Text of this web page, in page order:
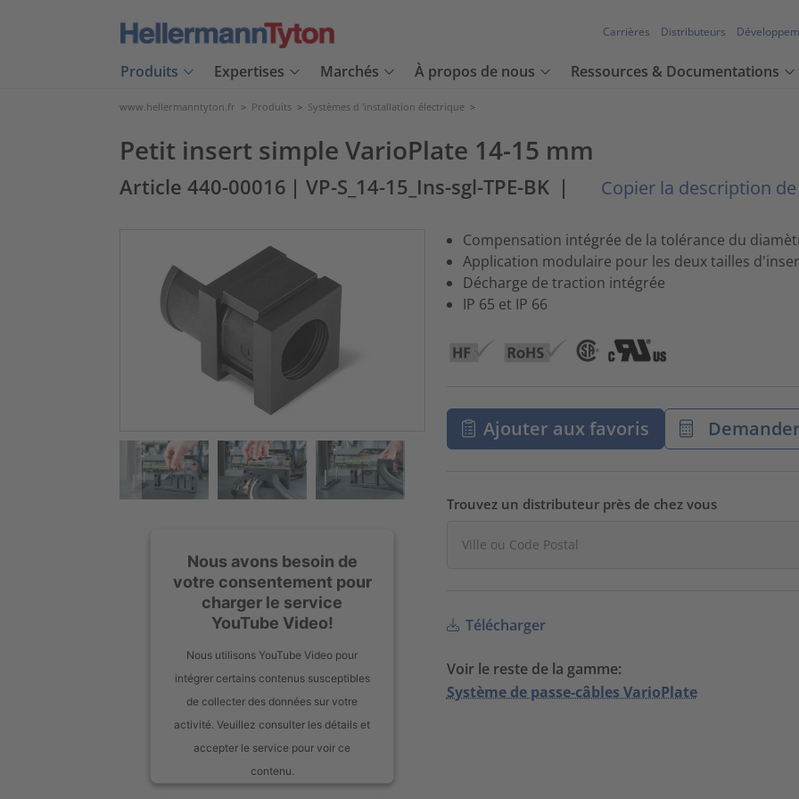
Carrières Distributeurs
Produits Expertises Marchés À propos de nous Ressources & Documentations
www.hellermanntyton.fr > Produits > Systèmes d 'installation électrique >
Petit insert simple VarioPlate 14-15 mm
Article 440-00016 | VP-S_14-15_Ins-sgl-TPE-BK | Copier la description de
Nous avons besoin de
votre consentement pour
charger le service
YouTube Video!
Nous utilisons YouTube Video pour
intégrer certains contenus susceptibles
de collecter des données sur votre
activité. Veuillez consulter les détails et
accepter le service pour voir ce
contenu.
Compensation intégrée de la tolérance du
Application modulaire pour les deux tailles
Décharge de traction intégrée
IP 65 et IP 66
Ajouter aux favoris
Trouvez un distributeur près de chez vous
Télécharger
Voir le reste de la gamme:
Système de passe-câbles VarioPlate